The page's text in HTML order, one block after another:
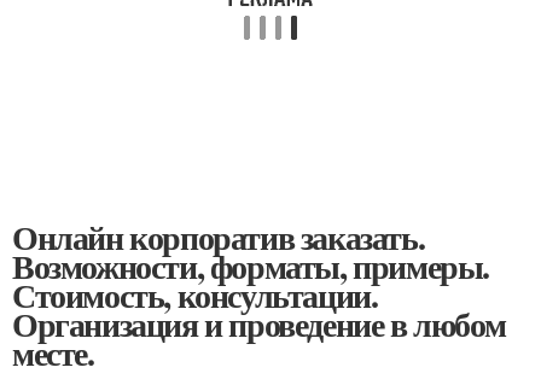
Онлайн корпоратив заказать.
Возможности, форматы, примеры.
Стоимость, консультации.
Организация и проведение в любом
месте.